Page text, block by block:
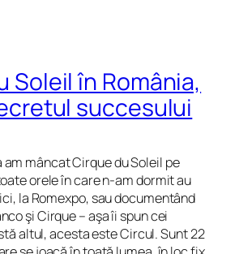
Soleil în România,
succesului
mâncat Cirque du Soleil pe
orele în care n-am dormit au
la Romexpo, sau documentând
şi Cirque – aşa îi spun cei
altul, acesta este Circul. Sunt 22